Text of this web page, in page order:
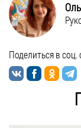
Поделиться в соц.